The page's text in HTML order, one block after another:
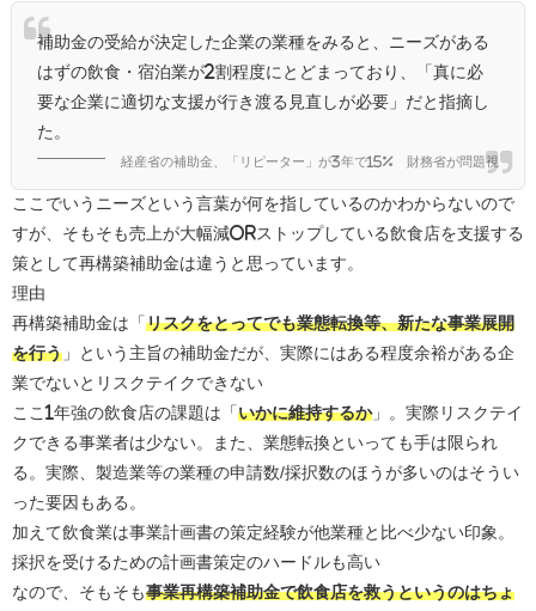
補助金の受給が決定した企業の業種をみると、ニーズがある
はずの飲食・宿泊業が2割程度にとどまっており、「真に必
要な企業に適切な支援が行き渡る見直しが必要」だと指摘し
た。
経産省の補助金、「リピーター」が3年で15% 財務省が問題視
ここでいうニーズという言葉が何を指しているのかわからないので
すが、そもそも売上が大幅減orストップしている飲食店を支援する
策として再構築補助金は違うと思っています。
理由
再構築補助金は「リスクをとってでも業態転換等、新たな事業展開
を行う 」という主旨の補助金だが、実際にはある程度余裕がある企
業でないとリスクテイクできない
ここ1年強の飲食店の課題は「いかに維持するか」。実際リスクテイ
クできる事業者は少ない。また、業態転換といっても手は限られ
る。実際、製造業等の業種の申請数/採択数のほうが多いのはそうい
った要因もある。
加えて飲食業は事業計画書の策定経験が他業種と比べ少ない印象。
採択を受けるための計画書策定のハードルも高い
なので、そもそも事業再構築補助金で飲食店を救うというのはちょ